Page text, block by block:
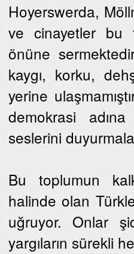
Hoyerswerda,
ve cinayetler bu
önüne
kaygı, korku,
yerine
demokrasi
seslerini
Bu toplumun
halinde olan
uğruyor. Onlar
yargıların sürekli